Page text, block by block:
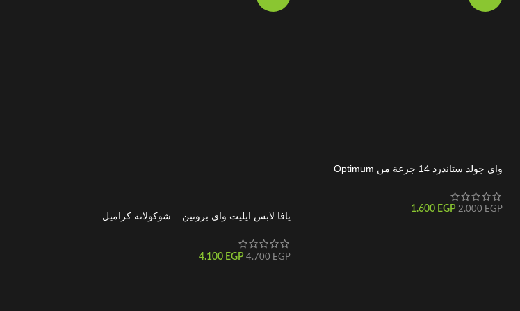
واي جولد ستاندرد 14 جرعة من Optimum
2.000EGP
1.600 EGP
يافا لابس ايليت واي بروتين – شوكولاتة كراميل
4.700EGP
4.100 EGP